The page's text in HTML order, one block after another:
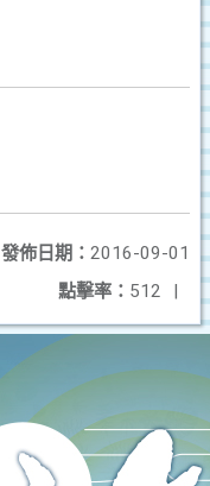
發佈日期： 2016-09-01
點擊率： 512 |